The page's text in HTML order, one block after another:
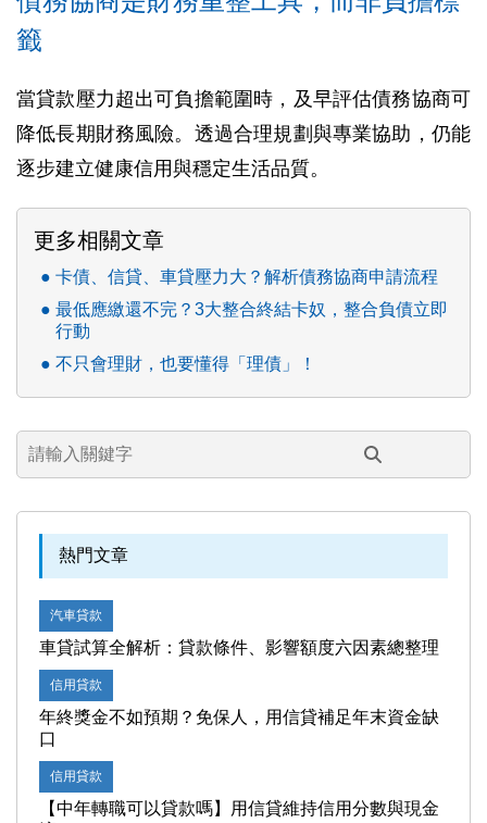
籤
當貸款壓力超出可負擔範圍時，及早評估債務協商可
降低長期財務風險。透過合理規劃與專業協助，仍能
逐步建立健康信用與穩定生活品質。
更多相關文章
卡債、信貸、車貸壓力大？解析債務協商申請流程
最低應繳還不完？3大整合終結卡奴，整合負債立即
行動
不只會理財，也要懂得「理債」！
熱門文章
汽車貸款
車貸試算全解析：貸款條件、影響額度六因素總整理
信用貸款
年終獎金不如預期？免保人，用信貸補足年末資金缺
口
信用貸款
【中年轉職可以貸款嗎】用信貸維持信用分數與現金